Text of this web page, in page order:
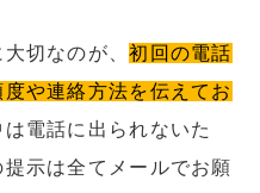
大切なのが、初回の電話
や連絡方法を伝えてお
電話に出られないた
示は全てメールでお願